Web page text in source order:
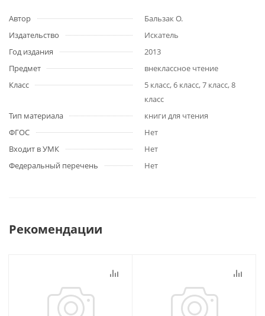
Автор
Бальзак О.
Издательство
Искатель
Год издания
2013
Предмет
внеклассное чтение
Класс
5 класс, 6 класс, 7 класс, 8
класс
Тип материала
книги для чтения
ФГОС
Нет
Входит в УМК
Нет
Федеральный перечень
Нет
Рекомендации